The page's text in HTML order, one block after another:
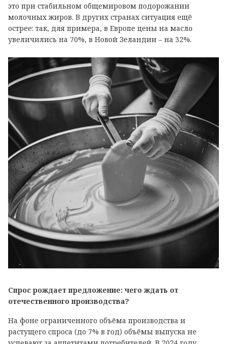
это при стабильном общемировом подорожании
молочных жиров. В других странах ситуация ещё
острее: так, для примера, в Европе цены на масло
увеличились на 70%, в Новой Зеландии – на 32%.
Спрос рождает предложение: чего ждать от
отечественного производства?
На фоне ограниченного объёма производства и
растущего спроса (до 7% в год) объёмы выпуска не